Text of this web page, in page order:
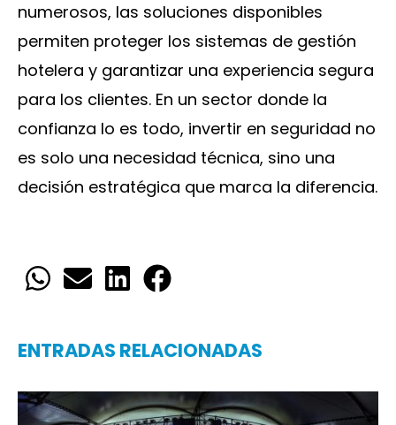
numerosos, las soluciones disponibles
permiten proteger los sistemas de gestión
hotelera y garantizar una experiencia segura
para los clientes. En un sector donde la
confianza lo es todo, invertir en seguridad no
es solo una necesidad técnica, sino una
decisión estratégica que marca la diferencia.
ENTRADAS RELACIONADAS